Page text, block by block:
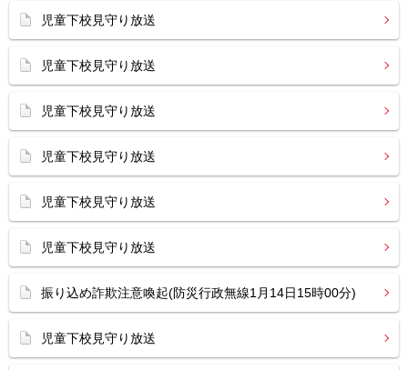
児童下校見守り放送
児童下校見守り放送
児童下校見守り放送
児童下校見守り放送
児童下校見守り放送
児童下校見守り放送
振り込め詐欺注意喚起(防災行政無線1月14日15時00分)
児童下校見守り放送